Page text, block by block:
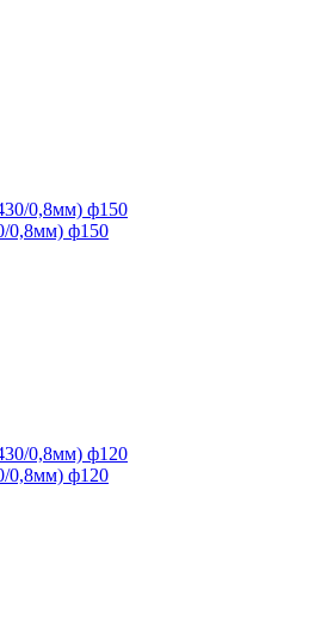
0,8мм) ф150
0,8мм) ф120